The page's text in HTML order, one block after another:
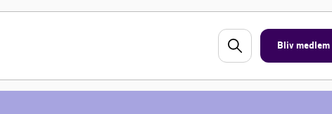
Bliv medlem